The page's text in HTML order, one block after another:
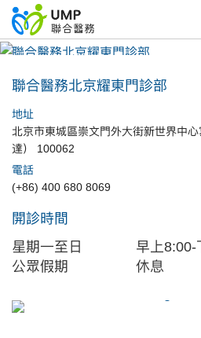
聯合醫務北京耀東門診部
聯合醫務北京耀東門診部
地址
北京市東城區崇文門外大街新世界中
達） 100062
電話
(+86) 400 680 8069
開診時間
星期一至日
早上8:00-
公眾假期
休息